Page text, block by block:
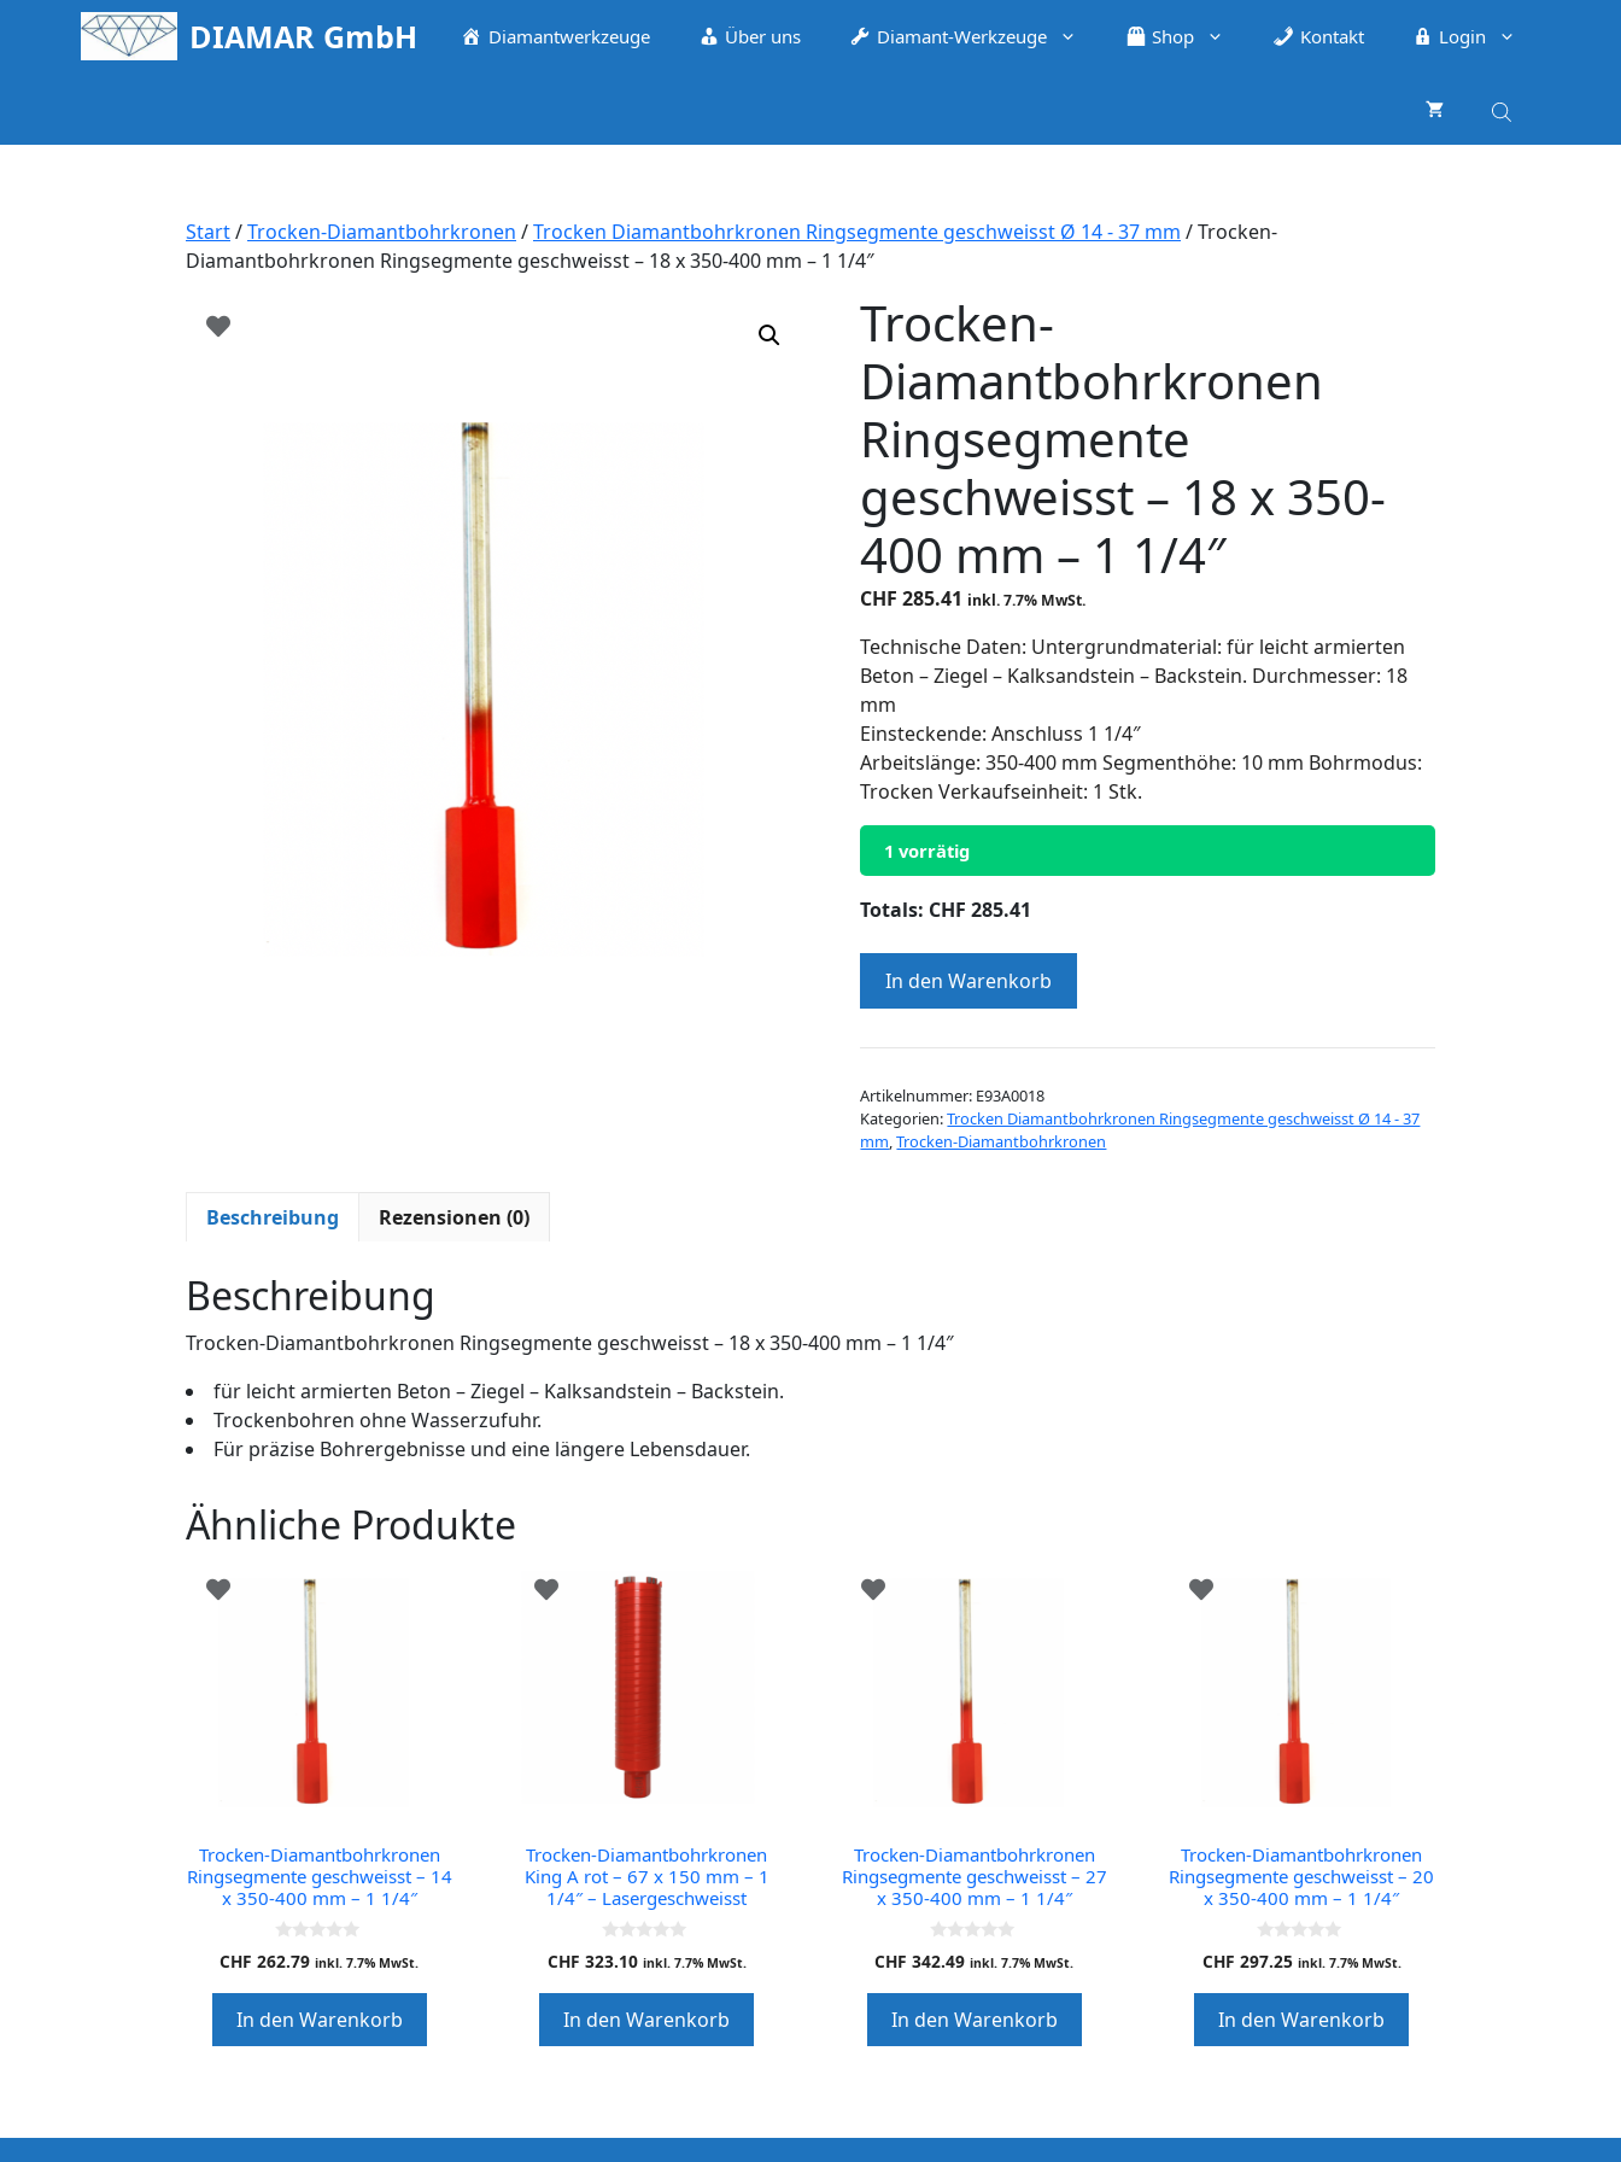
DIAMAR GmbH Diamantwerkzeuge Über uns Diamant-Werkzeuge Shop Kontakt Login
Start/Trocken-Diamantbohrkronen /Trocken Diamantbohrkronen Ringsegmente geschweisst Ø 14 - 37 mm / Trocken-
Diamantbohrkronen Ringsegmente geschweisst – 18 x 350-400 mm – 1 1/4″
Trocken-
Diamantbohrkronen
Ringsegmente
geschweisst – 18 x 350-
400 mm – 1 1/4″
CHF 285.41 inkl. 7.7% MwSt.
Technische Daten: Untergrundmaterial: für leicht armierten
Beton – Ziegel – Kalksandstein – Backstein. Durchmesser: 18
mm
Einsteckende: Anschluss 1 1/4″
Arbeitslänge: 350-400 mm Segmenthöhe: 10 mm Bohrmodus:
Trocken Verkaufseinheit: 1 Stk.
1 vorrätig
Totals: CHF 285.41
Diamantbohrkronen
geschweisst
18
x
Menge
In den Warenkorb
Artikelnummer: E93A0018
Kategorien:Trocken Diamantbohrkronen Ringsegmente geschweisst Ø 14 - 37
mm,Trocken-Diamantbohrkronen
Beschreibung Rezensionen (0)
Beschreibung
Trocken-Diamantbohrkronen Ringsegmente geschweisst – 18 x 350-400 mm – 1 1/4″
für leicht armierten Beton – Ziegel – Kalksandstein – Backstein.
Trockenbohren ohne Wasserzufuhr.
Für präzise Bohrergebnisse und eine längere Lebensdauer.
Ähnliche Produkte
Trocken-Diamantbohrkronen
Ringsegmente geschweisst – 14
x 350-400 mm – 1 1/4″
0
o
o
f
5
CHF 262.79 inkl. 7.7% MwSt.
In den Warenkorb
Trocken-Diamantbohrkronen
King A rot – 67 x 150 mm – 1
1/4″ – Lasergeschweisst
0
o
o
f
5
CHF 323.10 inkl. 7.7% MwSt.
In den Warenkorb
Trocken-Diamantbohrkronen
Ringsegmente geschweisst – 27
x 350-400 mm – 1 1/4″
0
o
o
f
5
CHF 342.49 inkl. 7.7% MwSt.
In den Warenkorb
Trocken-Diamantbohrkronen
Ringsegmente geschweisst – 20
x 350-400 mm – 1 1/4″
0
o
o
f
5
CHF 297.25 inkl. 7.7% MwSt.
In den Warenkorb